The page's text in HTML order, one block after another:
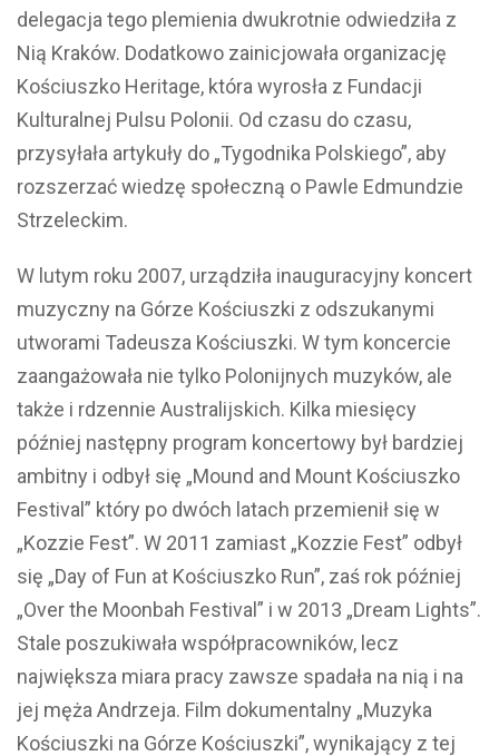
delegacja tego plemienia dwukrotnie odwiedziła z
Nią Kraków. Dodatkowo zainicjowała organizację
Kościuszko Heritage, która wyrosła z Fundacji
Kulturalnej Pulsu Polonii. Od czasu do czasu,
przysyłała artykuły do „Tygodnika Polskiego”, aby
rozszerzać wiedzę społeczną o Pawle Edmundzie
Strzeleckim.
W lutym roku 2007, urządziła inauguracyjny koncert
muzyczny na Górze Kościuszki z odszukanymi
utworami Tadeusza Kościuszki. W tym koncercie
zaangażowała nie tylko Polonijnych muzyków, ale
także i rdzennie Australijskich. Kilka miesięcy
później następny program koncertowy był bardziej
ambitny i odbył się „Mound and Mount Kościuszko
Festival” który po dwóch latach przemienił się w
„Kozzie Fest”. W 2011 zamiast „Kozzie Fest” odbył
się „Day of Fun at Kościuszko Run”, zaś rok później
„Over the Moonbah Festival” i w 2013 „Dream Lights”.
Stale poszukiwała współpracowników, lecz
największa miara pracy zawsze spadała na nią i na
jej męża Andrzeja. Film dokumentalny „Muzyka
Kościuszki na Górze Kościuszki”, wynikający z tej